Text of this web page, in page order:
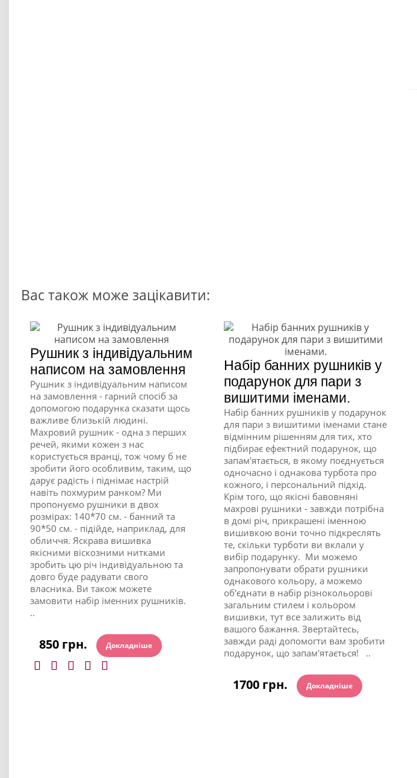
Вас також може зацікавити:
Рушник з індивідуальним
написом на замовлення
Рушник з індивідуальним написом
на замовлення - гарний спосіб за
допомогою подарунка сказати щось
важливе близькій людині.
Махровий рушник - одна з перших
речей, якими кожен з нас
користується вранці, тож чому б не
зробити його особливим, таким, що
дарує радість і піднімає настрій
навіть похмурим ранком? Ми
пропонуємо рушники в двох
розмірах: 140*70 см. - банний та
90*50 см. - підійде, наприклад, для
обличчя. Яскрава вишивка
якісними віскозними нитками
зробить цю річ індивідуальною та
довго буде радувати свого
власника. Ви також можете
замовити набір іменних рушників.
..
850 грн. Докладніше
Набір банних рушників у
подарунок для пари з
вишитими іменами.
Набір банних рушників у подарунок
для пари з вишитими іменами стане
відмінним рішенням для тих, хто
підбирає ефектний подарунок, що
запам'ятається, в якому поєднується
одночасно і однакова турбота про
кожного, і персональний підхід.
Крім того, що якісні бавовняні
махрові рушники - завжди потрібна
в домі річ, прикрашені іменною
вишивкою вони точно підкреслять
те, скільки турботи ви вклали у
вибір подарунку. Ми можемо
запропонувати обрати рушники
однакового кольору, а можемо
об'єднати в набір різнокольорові
загальним стилем і кольором
вишивки, тут все залижить від
вашого бажання. Звертайтесь,
завжди раді допомогти вам зробити
подарунок, що запам'ятається! ..
1700 грн. Докладніше